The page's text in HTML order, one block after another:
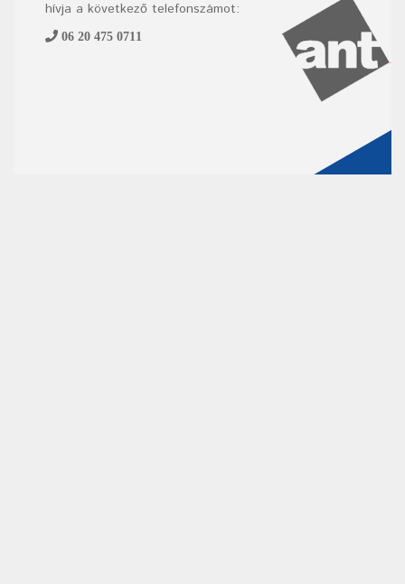
hívja a következő telefonszámot:
06 20 475 0711